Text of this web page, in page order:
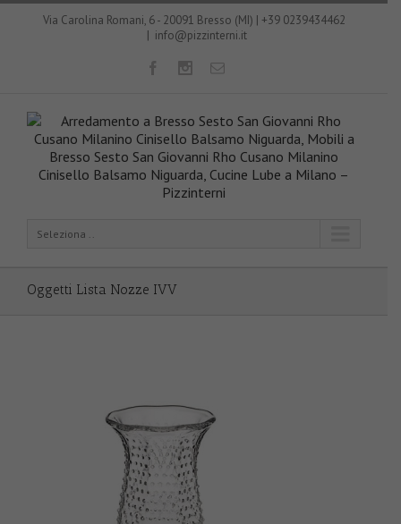
Via Carolina Romani, 6 - 20091 Bresso (MI) | +39 0239434462
| info@pizzinterni.it
Seleziona ..
Oggetti Lista Nozze IVV